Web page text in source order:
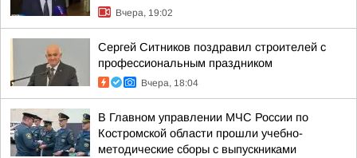
Вчера, 19:02
Сергей Ситников поздравил строителей с
профессиональным праздником
Вчера, 18:04
В Главном управлении МЧС России по
Костромской области прошли учебно-
методические сборы с выпускниками